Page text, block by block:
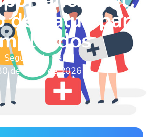
de Salud para
Seguros de Salud
de enero de 2026